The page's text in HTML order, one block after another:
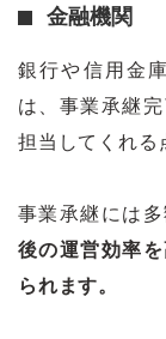
金融機関
銀行や信用金
は、事業承継
担当してくれる
事業承継には
後の運営効率
られます。